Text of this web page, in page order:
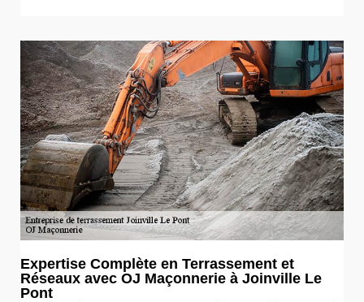
Expertise Complète en Terrassement et
Réseaux avec OJ Maçonnerie à Joinville Le
Pont